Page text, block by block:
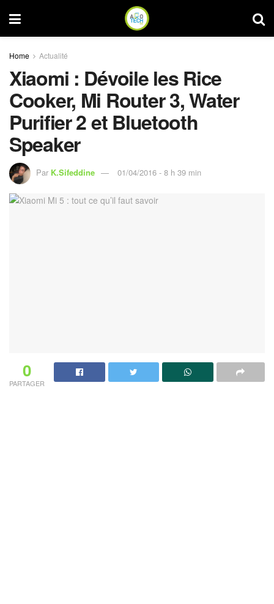
Home Actualité
Xiaomi : Dévoile les Rice
Cooker, Mi Router 3, Water
Purifier 2 et Bluetooth
Speaker
Par K.Sifeddine 01/04/2016 - 8 h 39 min
0
PARTAGER